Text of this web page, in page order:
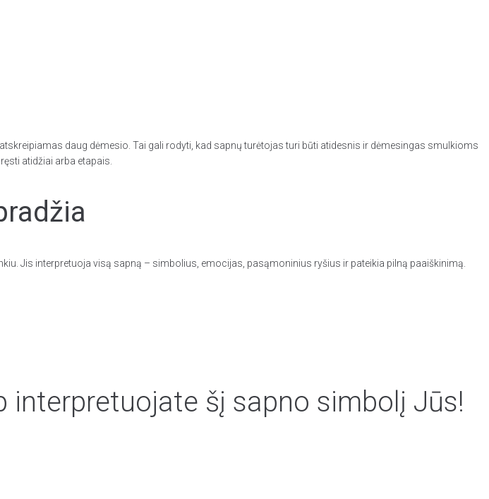
daug dėmesio. Tai gali rodyti, kad sapnų turėtojas turi būti atidesnis ir dėmesingas smulkioms
atidžiai arba etapais.
Jis interpretuoja visą sapną – simbolius, emocijas, pasąmoninius ryšius ir pateikia pilną paaiškinimą.
šį sapno simbolį Jūs!